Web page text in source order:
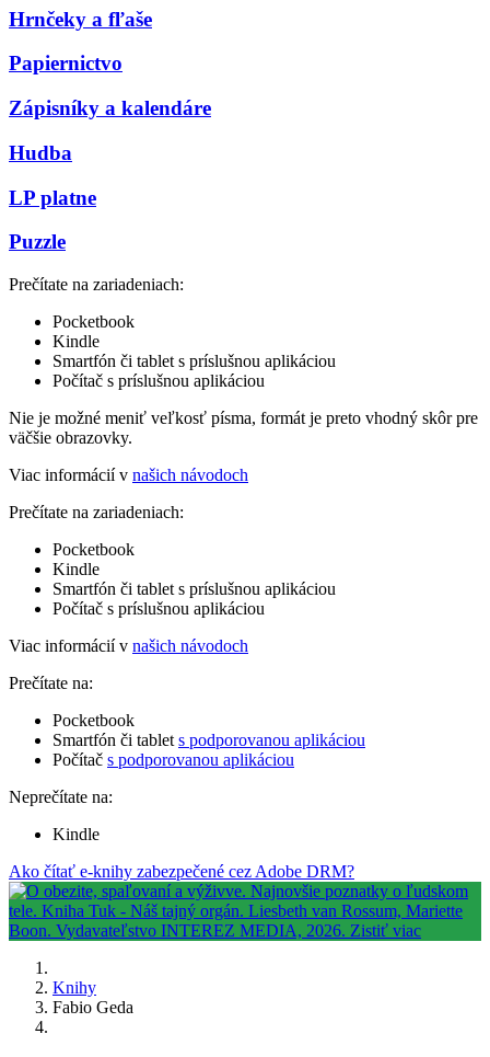
Hrnčeky a fľaše
Papiernictvo
Zápisníky a kalendáre
Hudba
LP platne
Puzzle
Prečítate na zariadeniach:
Pocketbook
Kindle
Smartfón či tablet s príslušnou aplikáciou
Počítač s príslušnou aplikáciou
Nie je možné meniť veľkosť písma, formát je preto vhodný skôr pre
väčšie obrazovky.
Viac informácií v našich návodoch
Prečítate na zariadeniach:
Pocketbook
Kindle
Smartfón či tablet s príslušnou aplikáciou
Počítač s príslušnou aplikáciou
Viac informácií v našich návodoch
Prečítate na:
Pocketbook
Smartfón či tablet s podporovanou aplikáciou
Počítač s podporovanou aplikáciou
Neprečítate na:
Kindle
Ako čítať e-knihy zabezpečené cez Adobe DRM?
Knihy
Fabio Geda